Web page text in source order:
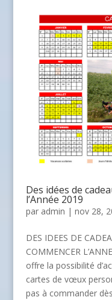
Des idées de
l’Année 2019
par admin | nov 28,
DES IDEES DE
COMMENCER
offre la possibilité
cartes de vœux
pas à commander